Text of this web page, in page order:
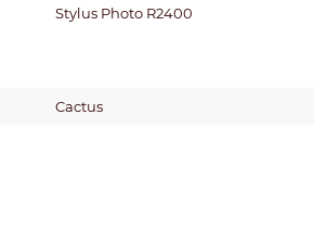
Stylus Photo R2400
Cactus